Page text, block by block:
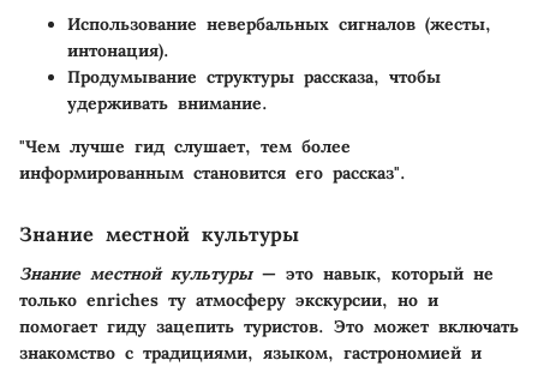
Использование невербальных сигналов (жесты,
интонация).
Продумывание структуры рассказа, чтобы
удерживать внимание.
"Чем лучше гид слушает, тем более
информированным становится его рассказ".
Знание местной культуры
Знание местной культуры— это навык, который не
только enriches ту атмосферу экскурсии, но и
помогает гиду зацепить туристов. Это может включать
знакомство с традициями, языком, гастрономией и